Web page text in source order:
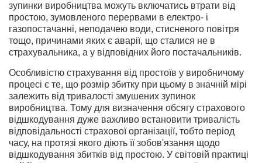
зупинки виробництва можуть включатись втрати від
простою, зумовленого перервами в електро- і
газопостачанні, неподачею води, стисненого повітря
тощо, причинами яких є аварії, що сталися не в
страхувальника, а у відповідних його постачальників.
Особливістю страхування від простоїв у виробничому
процесі є те, що розмір збитку при цьому в значній мірі
залежить від тривалості змушених зупинок
виробництва. Тому для визначення обсягу страхового
відшкодування дуже важливо встановити тривалість
відповідальності страхової організації, тобто період
часу, на протязі якого діють її зобов'язання щодо
відшкодування збитків від простою. У світовій практиці